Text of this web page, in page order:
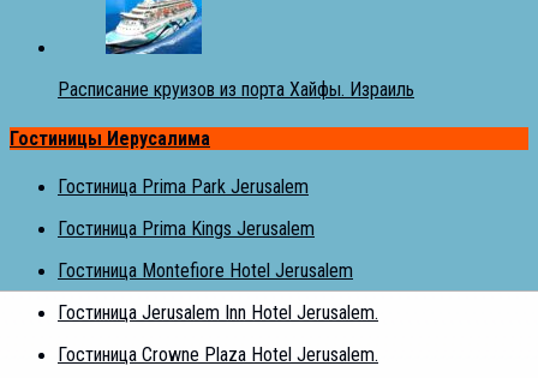
Расписание круизов из порта Хайфы. Израиль
Гостиницы Иерусалима
Гостиница Prima Park Jerusalem
Гостиница Prima Kings Jerusalem
Гостиница Montefiore Hotel Jerusalem
Гостиница Jerusalem Inn Hotel Jerusalem.
Гостиница Crowne Plaza Hotel Jerusalem.